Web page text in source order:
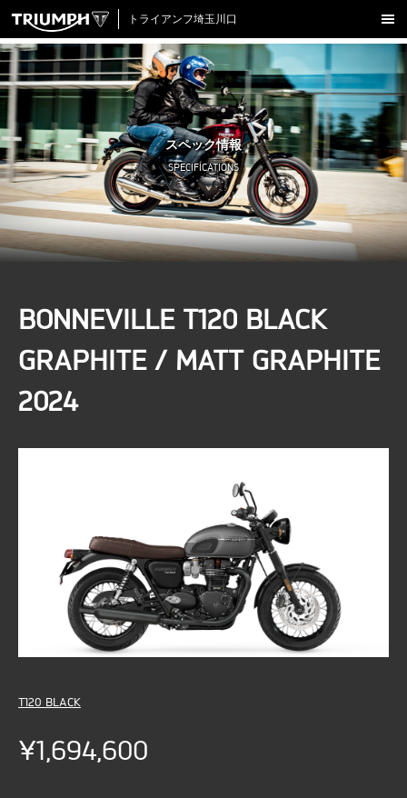
トライアンフ埼玉川口
試乗車一覧
認定中古車
アクセサリー
クロージング
アップデート
店舗情報
スペック情報
SPECIFICATIONS
BONNEVILLE T120 BLACK
GRAPHITE / MATT GRAPHITE
2024
T120 BLACK
¥1,694,600